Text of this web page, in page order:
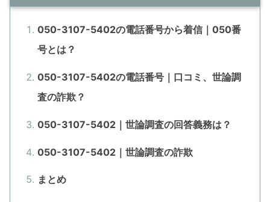
050-3107-5402の電話番号から着信｜050番
号とは？
050-3107-5402の電話番号｜口コミ、世論調
査の詐欺？
050-3107-5402｜世論調査の回答義務は？
050-3107-5402｜世論調査の詐欺
まとめ